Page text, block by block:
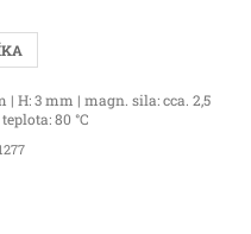
| H: 3 mm | magn. sila: cca. 2,5
80 °C